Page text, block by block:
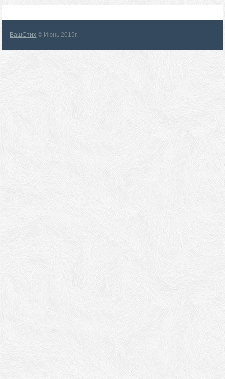
ВашСтих © Июнь 2015г.